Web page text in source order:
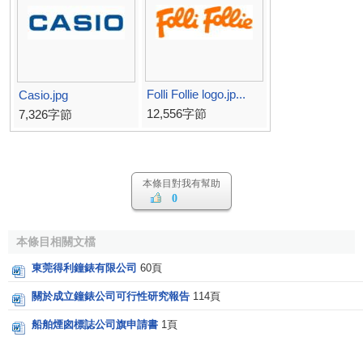
Casio.jpg
7,326字節
Folli Follie logo.jp...
12,556字節
本條目對我有幫助
0
本條目相關文檔
東莞得利鐘錶有限公司 60頁
關於成立鐘錶公司可行性研究報告 114頁
船舶煙囪標誌公司旗申請書 1頁